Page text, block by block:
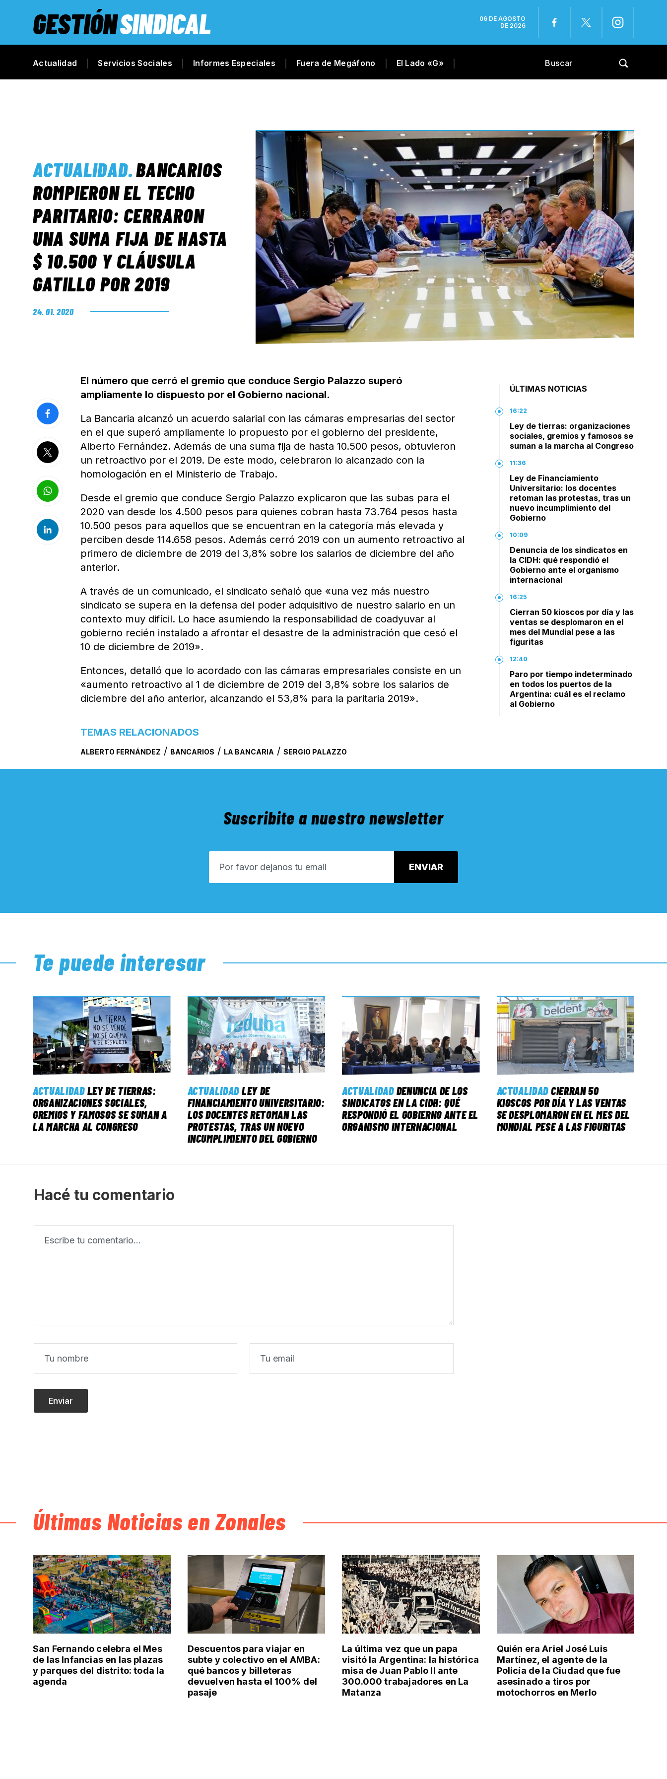
GESTIÓNSINDICAL
06 DE AGOSTO
DE 2026
Actualidad Servicios Sociales Informes Especiales Fuera de Megáfono El Lado «G»
ACTUALIDAD.BANCARIOS
ROMPIERON EL TECHO
PARITARIO: CERRARON
UNA SUMA FIJA DE HASTA
$ 10.500 Y CLÁUSULA
GATILLO POR 2019
24. 01. 2020
El número que cerró el gremio que conduce Sergio Palazzo superó
ampliamente lo dispuesto por el Gobierno nacional.
La Bancaria alcanzó un acuerdo salarial con las cámaras empresarias del sector
en el que superó ampliamente lo propuesto por el gobierno del presidente,
Alberto Fernández. Además de una suma fija de hasta 10.500 pesos, obtuvieron
un retroactivo por el 2019. De este modo, celebraron lo alcanzado con la
homologación en el Ministerio de Trabajo.
Desde el gremio que conduce Sergio Palazzo explicaron que las subas para el
2020 van desde los 4.500 pesos para quienes cobran hasta 73.764 pesos hasta
10.500 pesos para aquellos que se encuentran en la categoría más elevada y
perciben desde 114.658 pesos. Además cerró 2019 con un aumento retroactivo al
primero de diciembre de 2019 del 3,8% sobre los salarios de diciembre del año
anterior.
A través de un comunicado, el sindicato señaló que «una vez más nuestro
sindicato se supera en la defensa del poder adquisitivo de nuestro salario en un
contexto muy difícil. Lo hace asumiendo la responsabilidad de coadyuvar al
gobierno recién instalado a afrontar el desastre de la administración que cesó el
10 de diciembre de 2019».
Entonces, detalló que lo acordado con las cámaras empresariales consiste en un
«aumento retroactivo al 1 de diciembre de 2019 del 3,8% sobre los salarios de
diciembre del año anterior, alcanzando el 53,8% para la paritaria 2019».
TEMAS RELACIONADOS
ALBERTO FERNÁNDEZ / BANCARIOS / LA BANCARIA /SERGIO PALAZZO
ÚLTIMAS NOTICIAS
16:22
Ley de tierras: organizaciones
sociales, gremios y famosos se
suman a la marcha al Congreso
11:36
Ley de Financiamiento
Universitario: los docentes
retoman las protestas, tras un
nuevo incumplimiento del
Gobierno
10:09
Denuncia de los sindicatos en
la CIDH: qué respondió el
Gobierno ante el organismo
internacional
16:25
Cierran 50 kioscos por día y las
ventas se desplomaron en el
mes del Mundial pese a las
figuritas
12:40
Paro por tiempo indeterminado
en todos los puertos de la
Argentina: cuál es el reclamo
al Gobierno
Suscribite a nuestro newsletter
Te puede interesar
ACTUALIDAD LEY DE TIERRAS:
ORGANIZACIONES SOCIALES,
GREMIOS Y FAMOSOS SE SUMAN A
LA MARCHA AL CONGRESO
ACTUALIDADLEY DE
FINANCIAMIENTO UNIVERSITARIO:
LOS DOCENTES RETOMAN LAS
PROTESTAS, TRAS UN NUEVO
INCUMPLIMIENTO DEL GOBIERNO
ACTUALIDAD DENUNCIA DE LOS
SINDICATOS EN LA CIDH: QUÉ
RESPONDIÓ EL GOBIERNO ANTE EL
ORGANISMO INTERNACIONAL
ACTUALIDADCIERRAN 50
KIOSCOS POR DÍA Y LAS VENTAS
SE DESPLOMARON EN EL MES DEL
MUNDIAL PESE A LAS FIGURITAS
Hacé tu comentario
Últimas Noticias en Zonales
San Fernando celebra el Mes
de las Infancias en las plazas
y parques del distrito: toda la
agenda
Descuentos para viajar en
subte y colectivo en el AMBA:
qué bancos y billeteras
devuelven hasta el 100% del
pasaje
La última vez que un papa
visitó la Argentina: la histórica
misa de Juan Pablo II ante
300.000 trabajadores en La
Matanza
Quién era Ariel José Luis
Martínez, el agente de la
Policía de la Ciudad que fue
asesinado a tiros por
motochorros en Merlo